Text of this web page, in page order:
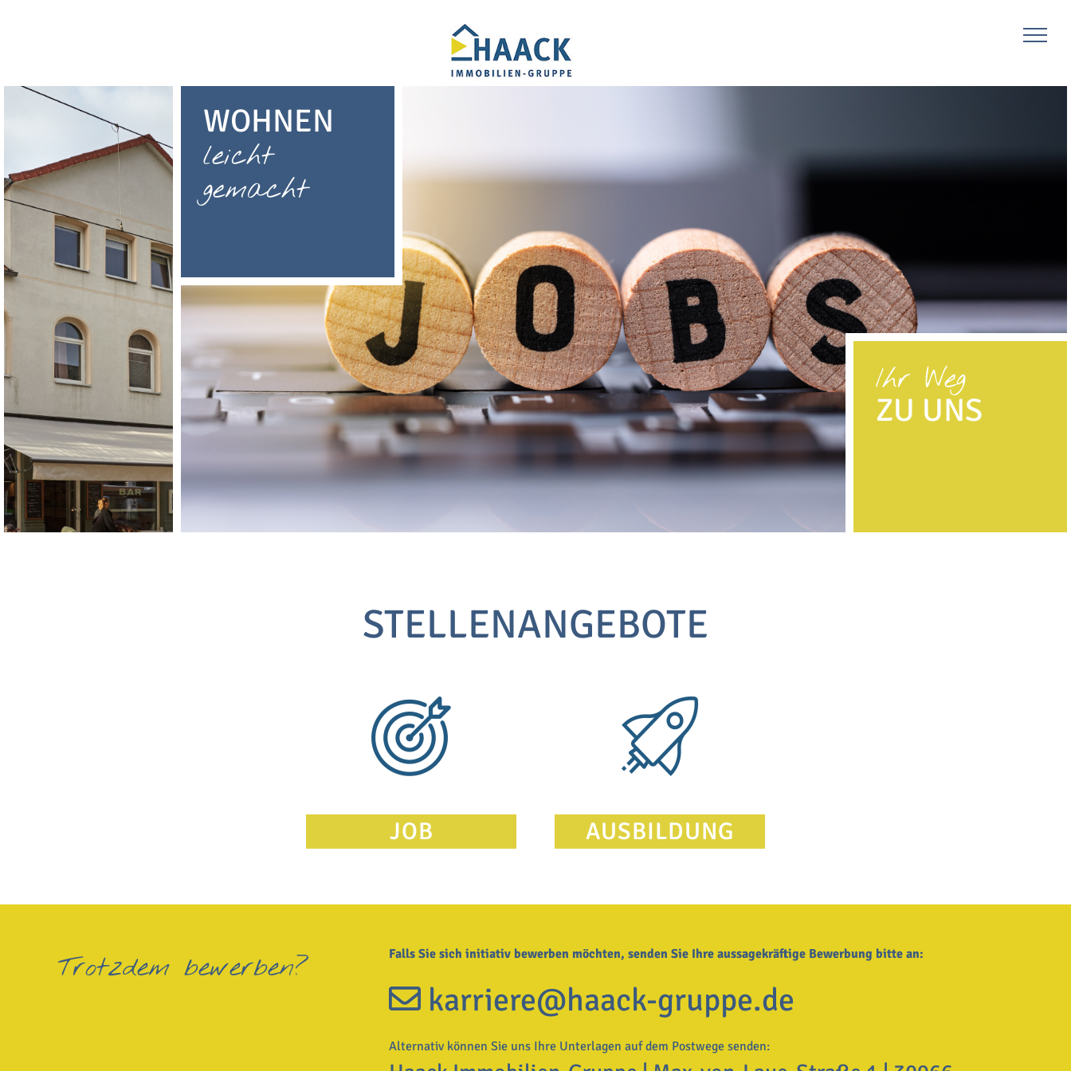
WOHNEN
leicht
gemacht
Ihr Weg
ZU UNS
STELLENANGEBOTE
JOB AUSBILDUNG
Trotzdem bewerben? Falls Sie sich initiativ bewerben möchten, senden Sie Ihre aussagekräftige Bewerbung bitte an:
karriere@haack-gruppe.de
Alternativ können Sie uns Ihre Unterlagen auf dem Postwege senden: